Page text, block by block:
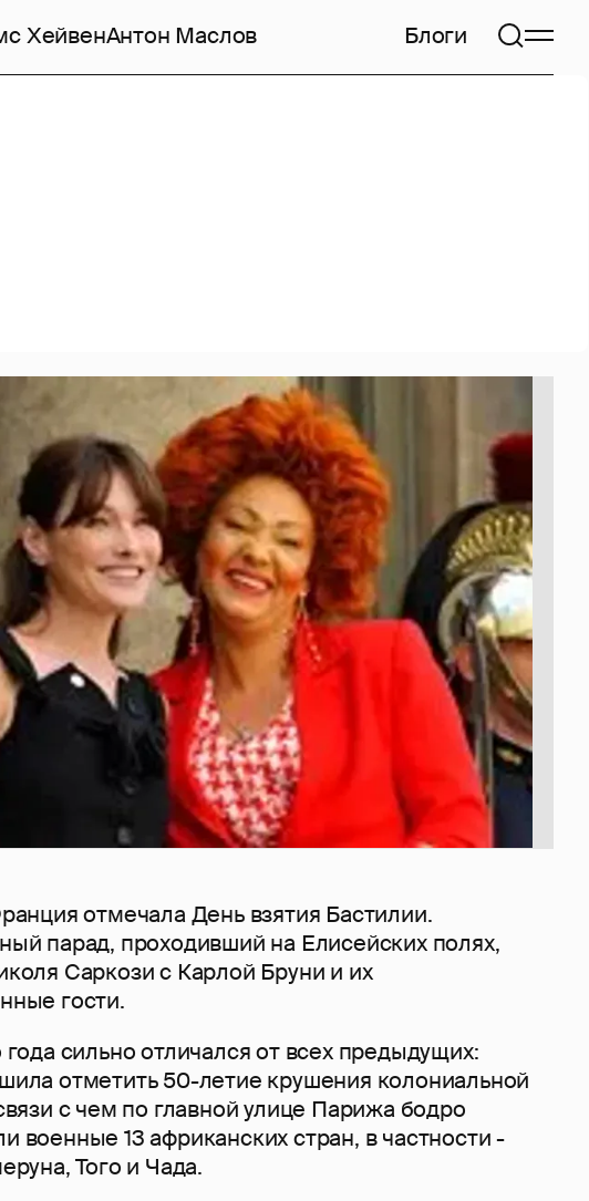
ХейвенАнтон Маслов Блоги
отмечала День взятия Бастилии.
парад, проходивший на Елисейских полях,
Саркози с Карлой Бруни и их
гости.
года сильно отличался от всех предыдущих:
отметить 50-летие крушения колониальной
с чем по главной улице Парижа бодро
военные 13 африканских стран, в частности -
Того и Чада.